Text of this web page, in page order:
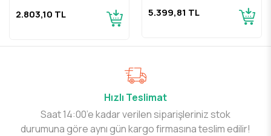
2.803,10 TL 5.399,81 TL
Hızlı Teslimat
Saat 14:00’e kadar verilen siparişleriniz stok
durumuna göre aynı gün kargo firmasına teslim edilir!